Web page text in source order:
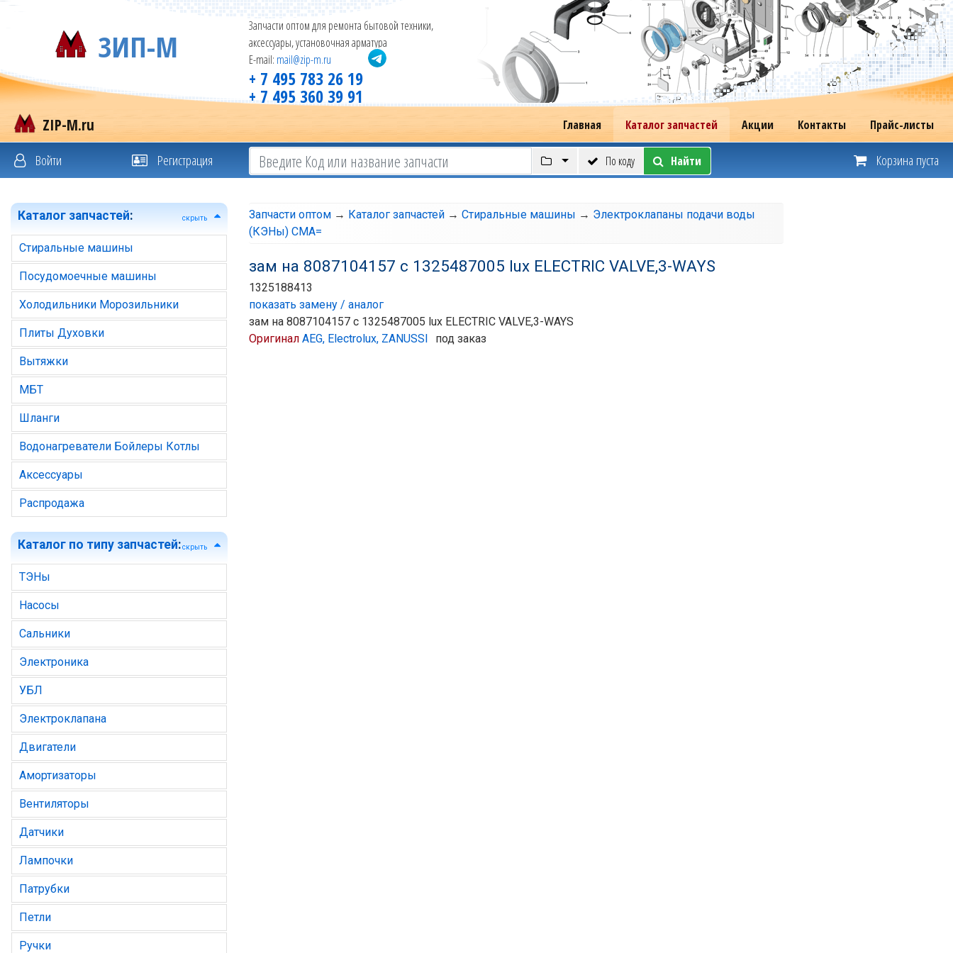
ЗИП-М
Запчасти оптом для ремонта бытовой техники,
аксессуары, установочная арматура
E-mail: mail@zip-m.ru
+ 7 495 783 26 19
+ 7 495 360 39 91
ZIP-M.ru Главная Каталог запчастей Акции Контакты Прайс-листы
Войти Регистрация По коду Найти Корзина пуста
Каталог запчастей: скрыть
Стиральные машины
Посудомоечные машины
Холодильники Морозильники
Плиты Духовки
Вытяжки
МБТ
Шланги
Водонагреватели Бойлеры Котлы
Аксессуары
Распродажа
Каталог по типу запчастей:скрыть
ТЭНы
Насосы
Сальники
Электроника
УБЛ
Электроклапана
Двигатели
Амортизаторы
Вентиляторы
Датчики
Лампочки
Патрубки
Петли
Ручки
Запчасти оптом → Каталог запчастей → Стиральные машины → Электроклапаны подачи воды
(КЭНы) СМА=
зам на 8087104157 с 1325487005 lux ELECTRIC VALVE,3-WAYS
1325188413
показать замену / аналог
зам на 8087104157 с 1325487005 lux ELECTRIC VALVE,3-WAYS
Оригинал AEG, Electrolux, ZANUSSI под заказ